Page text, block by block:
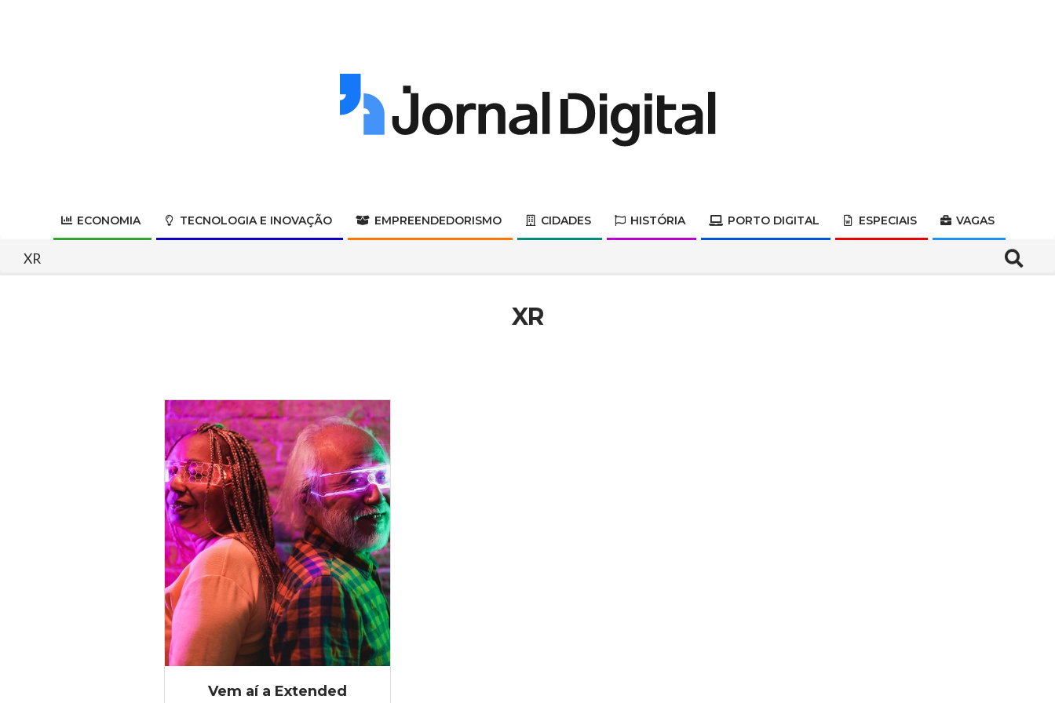
Digital
Primary
ECONOMIA TECNOLOGIA E INOVAÇÃO EMPREENDEDORISMO CIDADES HISTÓRIA PORTO DIGITAL ESPECIAIS VAGAS
XR Search
XR
Vem aí a Extended